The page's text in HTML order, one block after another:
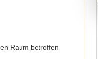
Raum betroffen